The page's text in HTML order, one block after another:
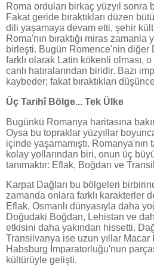
Roma orduları birkaç yüzyıl sonra
Fakat geride bıraktıkları düzen
dili yaşamaya devam etti, şehir
Roma'nın bıraktığı miras
birleşti. Bugün Romence'nin diğer
farklı olarak Latin kökenli olması,
canlı hatıralarından biridir. Bazı
kaybeder; fakat bıraktıkları
Üç Tarihî Bölge... Tek Ülke
Bugünkü Romanya haritasına
Oysa bu topraklar yüzyıllar
içinde yaşamamıştı. Romanya'nın
kolay yollarından biri, onun üç
tanımaktır: Eflak, Boğdan ve
Karpat Dağları bu bölgeleri
zamanda onlara farklı karakterler
Eflak, Osmanlı dünyasıyla daha
Doğudaki Boğdan, Lehistan ve
etkisini daha yakından hissetti.
Transilvanya ise uzun yıllar Macar
Habsburg İmparatorluğu'nun
kültürüyle gelişti.